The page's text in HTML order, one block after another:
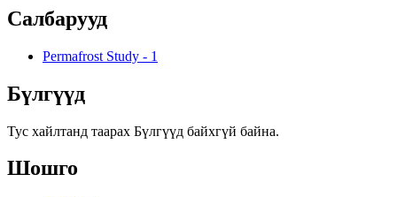
Салбарууд
Permafrost Study - 1
Бүлгүүд
Тус хайлтанд таарах Бүлгүүд байхгүй байна.
Шошго